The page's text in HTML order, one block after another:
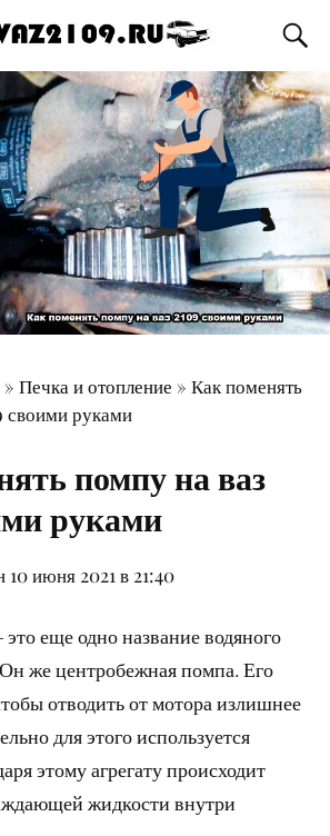
»Печка и отопление »Как поменять
своими руками
помпу на ваз
руками
10 июня 2021 в 21:40
еще одно название водяного
Он же центробежная помпа. Его
отводить от мотора излишнее
для этого используется
этому агрегату происходит
жидкости внутри